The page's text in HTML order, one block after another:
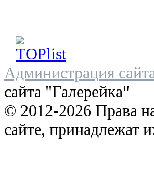
Администрация
сайта "Галерейка"
© 2012-2026 Права
сайте, принадлежат